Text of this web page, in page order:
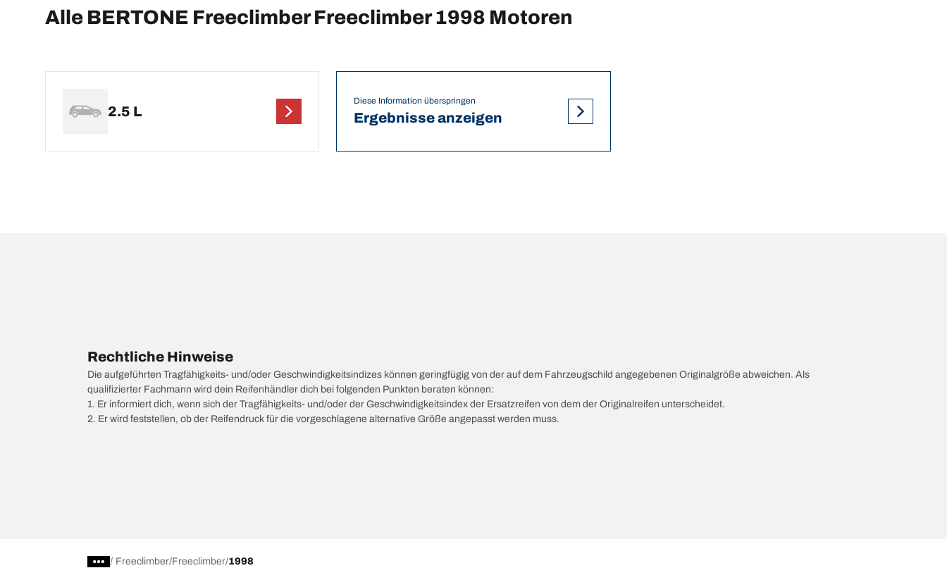
Alle BERTONE Freeclimber Freeclimber 1998 Motoren
2.5 L
Diese Information überspringen
Ergebnisse anzeigen
Rechtliche Hinweise
Die aufgeführten Tragfähigkeits- und/oder Geschwindigkeitsindizes können geringfügig von der auf dem Fahrzeugschild angegebenen Originalgröße abweichen. Als
qualifizierter Fachmann wird dein Reifenhändler dich bei folgenden Punkten beraten können:
1. Er informiert dich, wenn sich der Tragfähigkeits- und/oder der Geschwindigkeitsindex der Ersatzreifen von dem der Originalreifen unterscheidet.
2. Er wird feststellen, ob der Reifendruck für die vorgeschlagene alternative Größe angepasst werden muss.
/ Freeclimber Freeclimber 1998